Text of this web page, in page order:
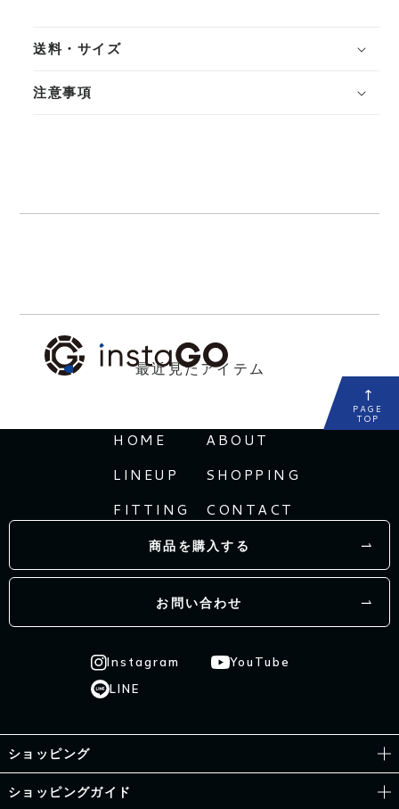
送料・サイズ
注意事項
最近見たアイテム
HOME
ABOUT
LINEUP
SHOPPING
FITTING
CONTACT
商品を購入する
お問い合わせ
Instagram
YouTube
LINE
ショッピング
ショッピングガイド
TOP